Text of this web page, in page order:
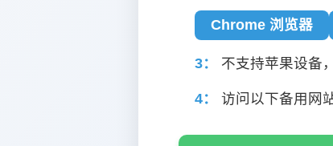
Chrome 浏览器
3： 不支持苹果设备
4： 访问以下备用网